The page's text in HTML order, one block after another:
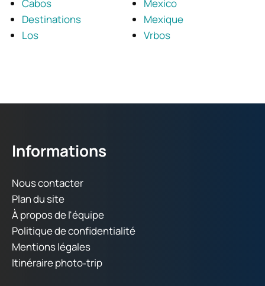
Cabos
Destinations
Los
Mexico
Mexique
Vrbos
Informations
Nous contacter
Plan du site
À propos de l'équipe
Politique de confidentialité
Mentions légales
Itinéraire photo‑trip